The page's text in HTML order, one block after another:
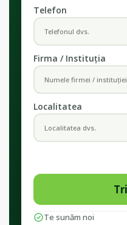
Telefon
Firma / Instituția
Localitatea
Te sunăm noi